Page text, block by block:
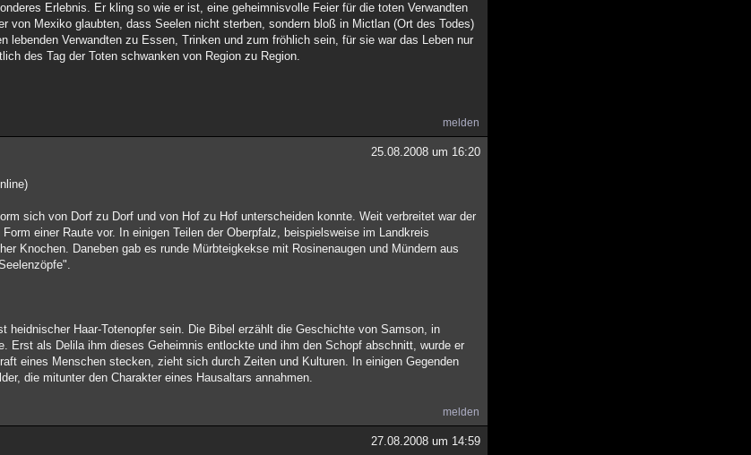
Erlebnis. Er kling so wie er ist, eine geheimnisvolle Feier für die toten Verwandten
von Mexiko glaubten, dass Seelen nicht sterben, sondern bloß in Mictlan (Ort des Todes)
lebenden Verwandten zu Essen, Trinken und zum fröhlich sein, für sie war das Leben nur
des Tag der Toten schwanken von Region zu Region.
melden
25.08.2008 um 16:20
sich von Dorf zu Dorf und von Hof zu Hof unterscheiden konnte. Weit verbreitet war der
einer Raute vor. In einigen Teilen der Oberpfalz, beispielsweise im Landkreis
Knochen. Daneben gab es runde Mürbteigkekse mit Rosinenaugen und Mündern aus
heidnischer Haar-Totenopfer sein. Die Bibel erzählt die Geschichte von Samson, in
Erst als Delila ihm dieses Geheimnis entlockte und ihm den Schopf abschnitt, wurde er
eines Menschen stecken, zieht sich durch Zeiten und Kulturen. In einigen Gegenden
die mitunter den Charakter eines Hausaltars annahmen.
melden
27.08.2008 um 14:59